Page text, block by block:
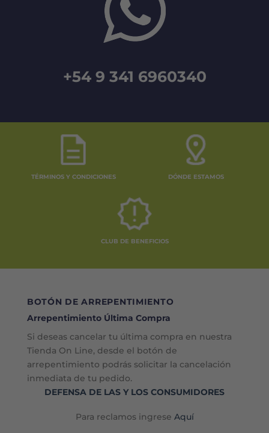
+54 9 341 6960340
TÉRMINOS Y CONDICIONES DÓNDE ESTAMOS
CLUB DE BENEFICIOS
BOTÓN DE ARREPENTIMIENTO
Arrepentimiento Última Compra
Si deseas cancelar tu última compra en nuestra
Tienda On Line, desde el botón de
arrepentimiento podrás solicitar la cancelación
inmediata de tu pedido.
DEFENSA DE LAS Y LOS CONSUMIDORES
Para reclamos ingrese Aquí